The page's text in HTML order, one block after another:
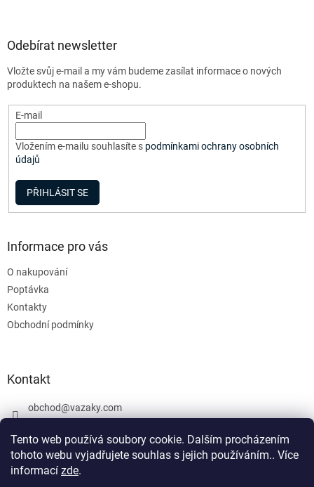
Tento web používá soubory cookie. Dalším procházením
tohoto webu vyjadřujete souhlas s jejich používáním.. Více
informací zde.
Odebírat newsletter
Vložte svůj e-mail a my vám budeme zasílat informace o nových
produktech na našem e-shopu.
E-mail
Vložením e-mailu souhlasíte s podmínkami ochrany osobních
údajů
PŘIHLÁSIT SE
Informace pro vás
O nakupování
Poptávka
Kontakty
Obchodní podmínky
Kontakt
obchod@vazaky.com